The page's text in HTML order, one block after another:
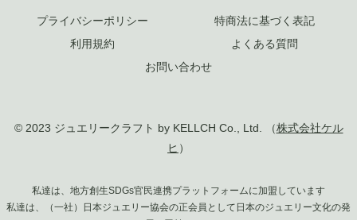
プライバシーポリシー
特商法に基づく表記
利用規約
よくある質問
お問い合わせ
© 2023 ジュエリークラフト by KELLCH Co., Ltd. （株式会社ケル
ヒ ）
私達は、地方創生SDGs官民連携プラットフォームに加盟しています
私達は、（一社）日本ジュエリー協会の正会員として日本のジュエリー文化の発